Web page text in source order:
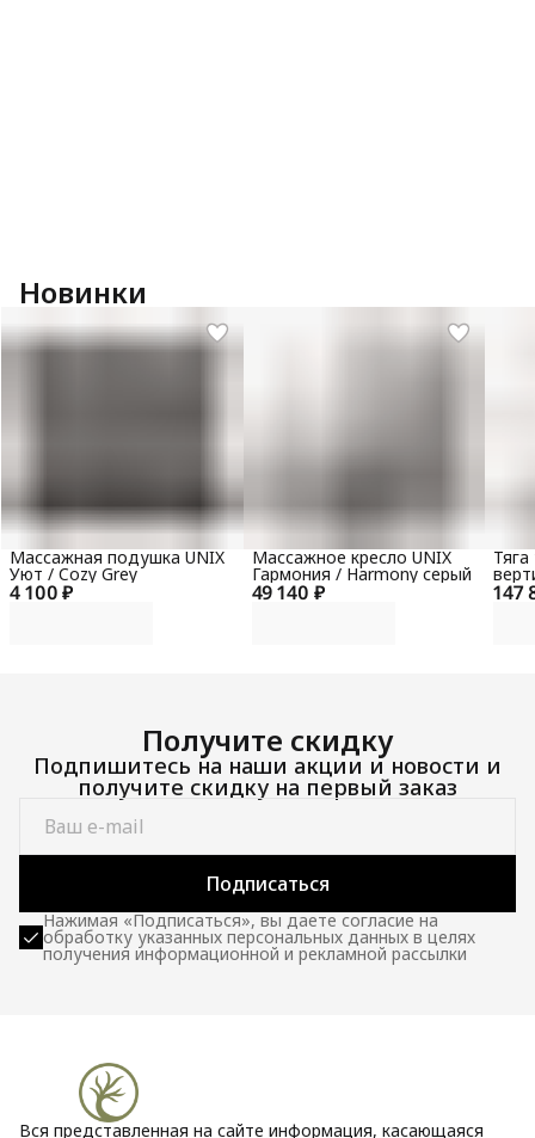
Новинки
4 100 ₽
Массажная подушка UNIX
Уют / Cozy Grey
49 140 ₽
Массажное кресло UNIX
Гармония / Harmony серый
147
100
Получите скидку
Подпишитесь на наши акции и новости и
получите скидку на первый заказ
Подписаться
Нажимая «Подписаться», вы даете согласие на
обработку указанных персональных данных в целях
получения информационной и рекламной рассылки
Вся представленная на сайте информация, касающаяся